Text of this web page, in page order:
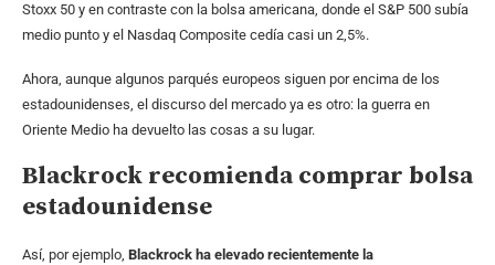
Stoxx 50 y en contraste con la bolsa americana, donde el S&P 500 subía
medio punto y el Nasdaq Composite cedía casi un 2,5%.
Ahora, aunque algunos parqués europeos siguen por encima de los
estadounidenses, el discurso del mercado ya es otro: la guerra en
Oriente Medio ha devuelto las cosas a su lugar.
Blackrock recomienda comprar bolsa
estadounidense
Así, por ejemplo, Blackrock ha elevado recientemente la